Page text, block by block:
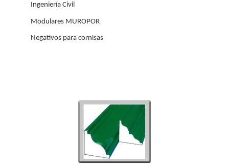
Ingeniería Civil
Modulares MUROPOR
Negativos para cornisas